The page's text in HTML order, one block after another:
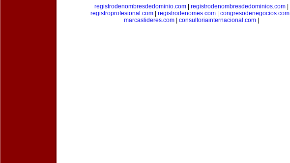
registrodenombresdedominio.com| registrodenombresdedominios.com|
registroprofesional.com| registrodenomes.com| congresodenegocios.com|
marcaslideres.com| consultoriainternacional.com|